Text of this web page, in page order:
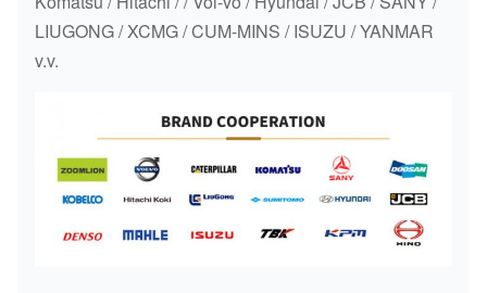
LIUGONG / XCMG / CUM-MINS / ISUZU / YANMAR
v.v.